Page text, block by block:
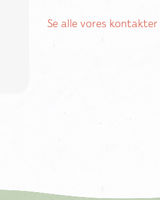
Se alle vores kontakter